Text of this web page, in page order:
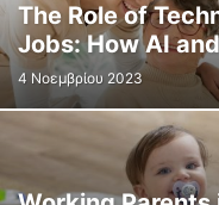
The Role of
Jobs: How AI
4 Νοεμβρίου 2023